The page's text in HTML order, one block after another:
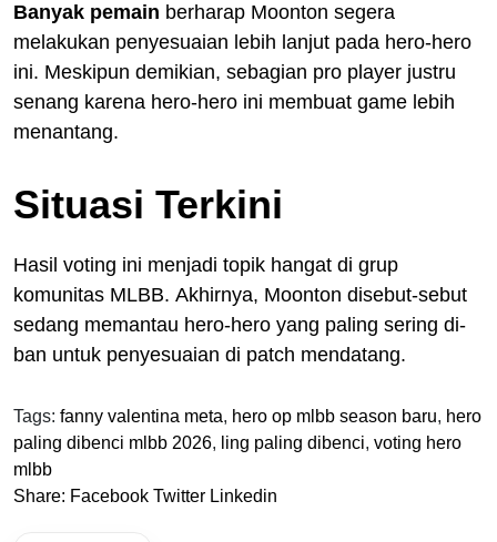
Banyak pemain berharap Moonton segera
melakukan penyesuaian lebih lanjut pada hero-hero
ini. Meskipun demikian, sebagian pro player justru
senang karena hero-hero ini membuat game lebih
menantang.
Situasi Terkini
Hasil voting ini menjadi topik hangat di grup
komunitas MLBB. Akhirnya, Moonton disebut-sebut
sedang memantau hero-hero yang paling sering di-
ban untuk penyesuaian di patch mendatang.
Tags: fanny valentina meta, hero op mlbb season baru, hero
paling dibenci mlbb 2026, ling paling dibenci, voting hero
mlbb
Share: Facebook Twitter Linkedin